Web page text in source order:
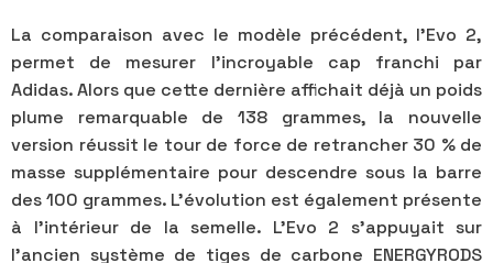
La comparaison avec le modèle précédent, l'Evo 2,
permet de mesurer l'incroyable cap franchi par
Adidas. Alors que cette dernière affichait déjà un poids
plume remarquable de 138 grammes, la nouvelle
version réussit le tour de force de retrancher 30 % de
masse supplémentaire pour descendre sous la barre
des 100 grammes. L'évolution est également présente
à l'intérieur de la semelle. L'Evo 2 s'appuyait sur
l'ancien système de tiges de carbone ENERGYRODS